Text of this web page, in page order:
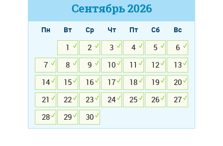
Сентябрь2026
Пн Вт Ср Чт Пт Сб
Вс
1
2 3 4 5
6
7
8 9 10 11 12
13
14
15 16 17 18 19
20
21
22 23 24 25 26
27
28
29 30